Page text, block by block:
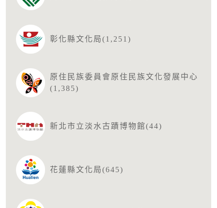
彰化縣文化局(1,251)
原住民族委員會原住民族文化發展中心
(1,385)
新北市立淡水古蹟博物館(44)
花蓮縣文化局(645)